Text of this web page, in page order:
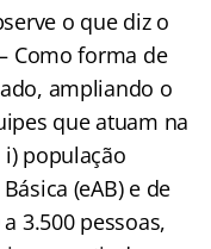
o que diz o
Como forma de
ampliando o
que atuam na
população
(eAB) e de
3.500 pessoas,